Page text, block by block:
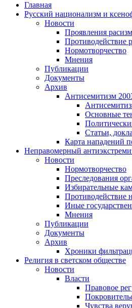
Главная
Русский национализм и
Новости
Проявления
Противодействие
Нормотворчество
Мнения
Публикации
Документы
Архив
Антисемитизм
Основные
Статьи,
Карта нападений
Неправомерный
Новости
Нормотворчество
Преследования
Избирательные
Противодействие
Иные
Мнения
Публикации
Документы
Архив
Хроники
Религия в светском обществе
Новости
Власти
Правовое
Чувства